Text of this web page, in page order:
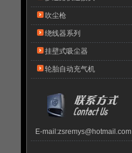
吹尘枪
绕线器系列
挂壁式吸尘器
轮胎自动充气机
E-mail:zsremys@hotmail.com